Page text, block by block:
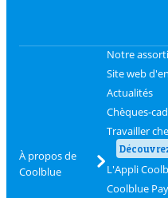
À propos de
Coolblue
Notre
Site web
Actualités
Chèques-
Travailler
L'Appli
Coolblue